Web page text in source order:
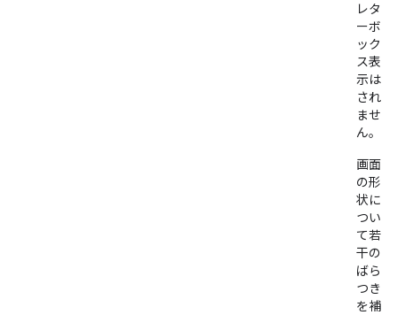
レタ
ーボ
ック
ス表
示は
され
ませ
ん。
画面
の形
状に
つい
て若
干の
ばら
つき
を補